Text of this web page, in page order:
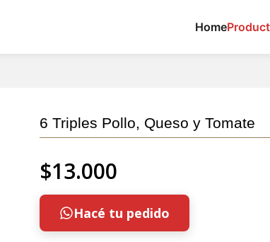
Home
6 Triples Pollo, Queso y Tomate
$13.000
Hacé tu pedido